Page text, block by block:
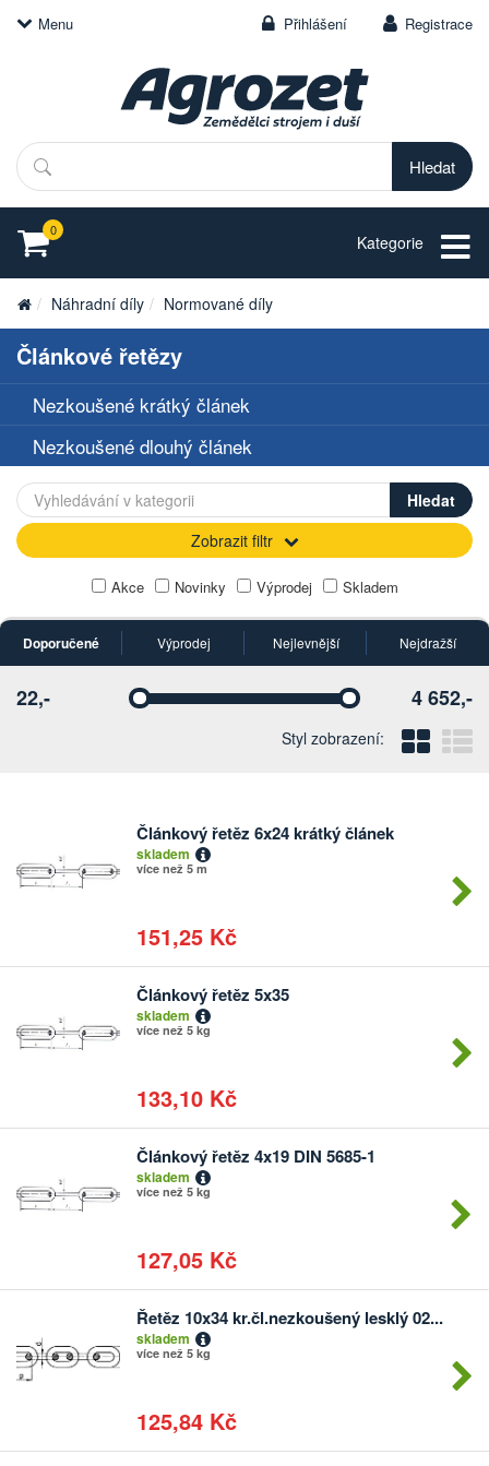
Menu Přihlášení Registrace
Hledat
0
Kategorie
Náhradní díly Normované díly
Článkové řetězy
Nezkoušené krátký článek
Nezkoušené dlouhý článek
Zobrazit filtr
Akce Novinky Výprodej Skladem
Doporučené Výprodej Nejlevnější Nejdražší
Vyberte Vyberte
22,- 4 652,-
Styl zobrazení:
Článkový řetěz 6x24 krátký článek
skladem
více než 5 m
151,25 Kč
Počet
kusů
Článkový řetěz 5x35
skladem
více než 5 kg
133,10 Kč
Počet
kusů
Článkový řetěz 4x19 DIN 5685-1
skladem
více než 5 kg
127,05 Kč
Počet
kusů
Řetěz 10x34 kr.čl.nezkoušený lesklý 02...
skladem
více než 5 kg
125,84 Kč
Počet
kusů